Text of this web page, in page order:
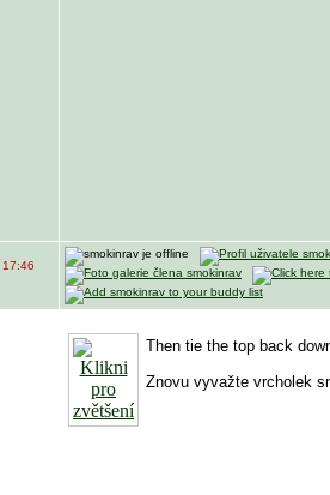
17:46
Then tie the top back
Znovu vyvažte vrcholek